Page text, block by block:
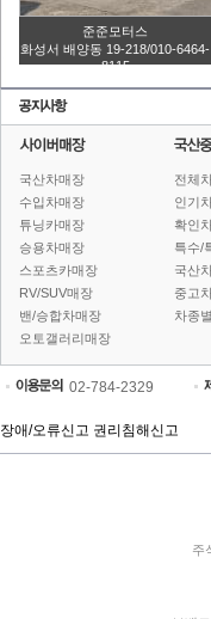
준준모터스
화성서 배양동 19-218/010-6464-
8115
국산차매장
수입차매장
튜닝카매장
승용차매장
스포츠카매장
RV/SUV매장
밴/승합차매장
오토갤러리매장
전체
인기
확인
특수/
국산
중고
차종
02-784-2329
장애/오류신고 권리침해신고
주